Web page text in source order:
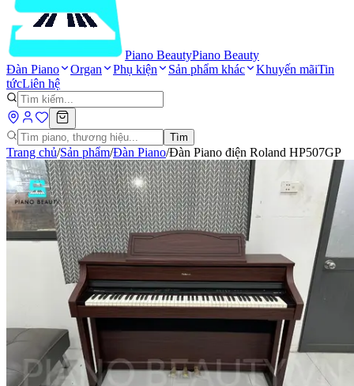
Piano BeautyPiano Beauty
Đàn Piano
Organ Phụ kiện Sản phẩm khác Khuyến mãiTin
tứcLiên hệ
Tìm
Trang chủ/Sản phẩm/Đàn Piano/Đàn Piano điện Roland HP507GP